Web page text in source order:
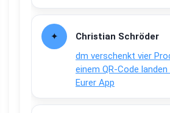
Christian Schröder
dm verschenkt vier
einem QR-Code
Eurer App